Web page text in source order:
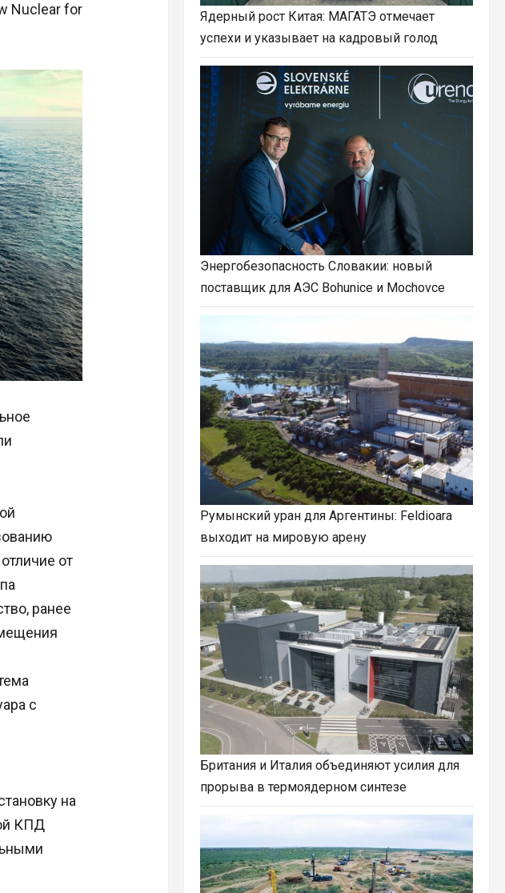
Nuclear for
от
ранее
с
на
КПД
Ядерный рост Китая: МАГАТЭ отмечает
успехи и указывает на кадровый голод
Энергобезопасность Словакии: новый
поставщик для АЭС Bohunice и Mochovce
Румынский уран для Аргентины: Feldioara
выходит на мировую арену
Британия и Италия объединяют усилия для
прорыва в термоядерном синтезе